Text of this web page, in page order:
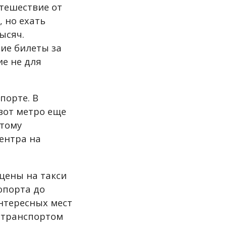
от
но ехать
билеты за
не для
В
метро еще
на
на такси
до
мест